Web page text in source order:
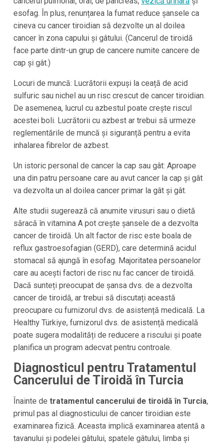
esofag. În plus, renunțarea la fumat reduce șansele ca
cineva cu cancer tiroidian să dezvolte un al doilea
cancer în zona capului și gâtului. (Cancerul de tiroidă
face parte dintr-un grup de cancere numite cancere de
cap și gât.)
Locuri de muncă: Lucrătorii expuși la ceață de acid
sulfuric sau nichel au un risc crescut de cancer tiroidian.
De asemenea, lucrul cu azbestul poate crește riscul
acestei boli. Lucrătorii cu azbest ar trebui să urmeze
reglementările de muncă și siguranță pentru a evita
inhalarea fibrelor de azbest.
Un istoric personal de cancer la cap sau gât: Aproape
una din patru persoane care au avut cancer la cap și gât
va dezvolta un al doilea cancer primar la gât și gât.
Alte studii sugerează că anumite virusuri sau o dietă
săracă în vitamina A pot crește șansele de a dezvolta
cancer de tiroidă. Un alt factor de risc este boala de
reflux gastroesofagian (GERD), care determină acidul
stomacal să ajungă în esofag. Majoritatea persoanelor
care au acești factori de risc nu fac cancer de tiroidă.
Dacă sunteți preocupat de șansa dvs. de a dezvolta
cancer de tiroidă, ar trebui să discutați această
preocupare cu furnizorul dvs. de asistență medicală. La
Healthy Türkiye, furnizorul dvs. de asistență medicală
poate sugera modalități de reducere a riscului și poate
planifica un program adecvat pentru controale.
Diagnosticul pentru Tratamentul
Cancerului de Tiroidă în Turcia
Înainte de tratamentul cancerului de tiroidă în Turcia,
primul pas al diagnosticului de cancer tiroidian este
examinarea fizică. Aceasta implică examinarea atentă a
tavanului și podelei gâtului, spatele gâtului, limba și